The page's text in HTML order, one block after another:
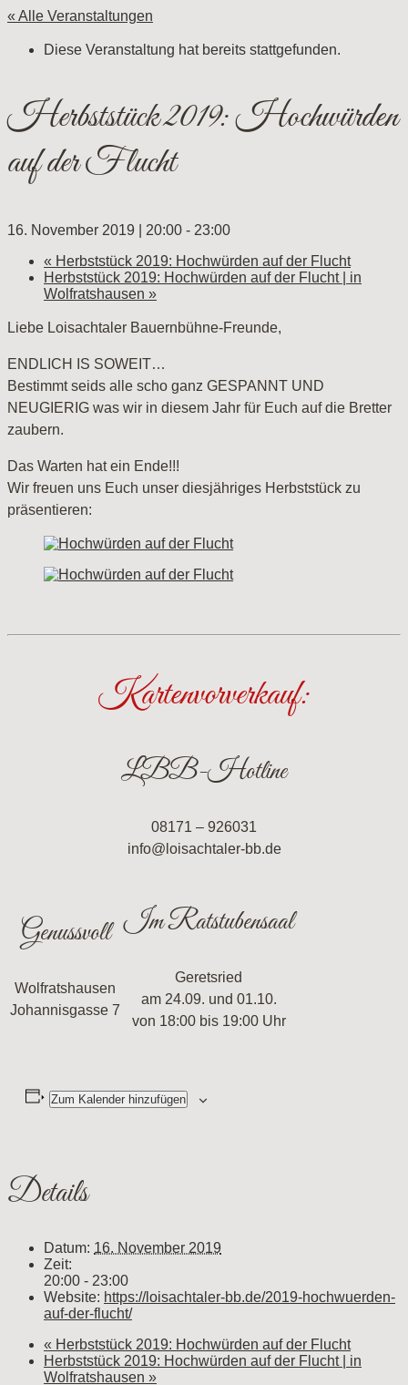
« Alle Veranstaltungen
Diese Veranstaltung hat bereits stattgefunden.
Herbststück 2019: Hochwürden
auf der Flucht
16. November 2019 | 20:00 - 23:00
« Herbststück 2019: Hochwürden auf der Flucht
Herbststück 2019: Hochwürden auf der Flucht | in
Wolfratshausen »
Liebe Loisachtaler Bauernbühne-Freunde,
ENDLICH IS SOWEIT…
Bestimmt seids alle scho ganz GESPANNT UND
NEUGIERIG was wir in diesem Jahr für Euch auf die Bretter
zaubern.
Das Warten hat ein Ende!!!
Wir freuen uns Euch unser diesjähriges Herbststück zu
präsentieren:
Kartenvorverkauf:
LBB-Hotline
08171 – 926031
info@loisachtaler-bb.de
Genussvoll
Wolfratshausen
Johannisgasse 7
Im Ratstubensaal
Geretsried
am 24.09. und 01.10.
von 18:00 bis 19:00 Uhr
Zum Kalender hinzufügen
Details
Datum: 16. November 2019
Zeit:
20:00 - 23:00
Website: https://loisachtaler-bb.de/2019-hochwuerden-
auf-der-flucht/
« Herbststück 2019: Hochwürden auf der Flucht
Herbststück 2019: Hochwürden auf der Flucht | in
Wolfratshausen »